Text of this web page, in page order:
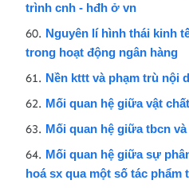
trình cnh - hđh ở vn
Nguyên lí hình thái kinh
trong hoạt động ngân hàng
Nền kttt và phạm trù nội
Mối quan hệ giữa vật
Mối quan hệ giữa tbcn
Mối quan hệ giữa sự
hoá sx qua một số tác phẩm